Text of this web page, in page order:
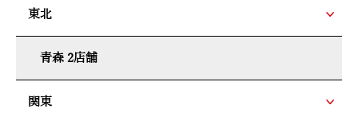
東北
青森 2店舗
関東